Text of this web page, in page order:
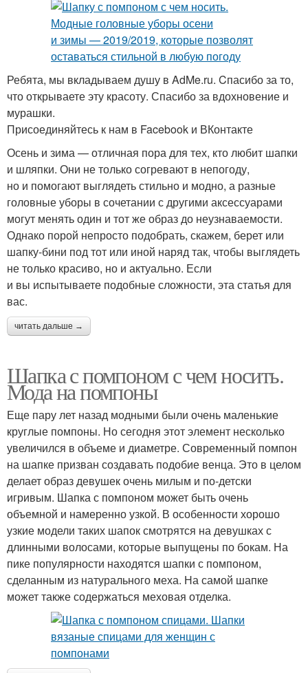
Ребята, мы вкладываем душу в AdMe.ru. Cпасибо за то,
что открываете эту красоту. Спасибо за вдохновение и
мурашки.
Присоединяйтесь к нам в Facebook и ВКонтакте
Осень и зима — отличная пора для тех, кто любит шапки
и шляпки. Они не только согревают в непогоду,
но и помогают выглядеть стильно и модно, а разные
головные уборы в сочетании с другими аксессуарами
могут менять один и тот же образ до неузнаваемости.
Однако порой непросто подобрать, скажем, берет или
шапку-бини под тот или иной наряд так, чтобы выглядеть
не только красиво, но и актуально. Если
и вы испытываете подобные сложности, эта статья для
вас.
читать дальше →
Шапка с помпоном с чем носить.
Мода на помпоны
Еще пару лет назад модными были очень маленькие
круглые помпоны. Но сегодня этот элемент несколько
увеличился в объеме и диаметре. Современный помпон
на шапке призван создавать подобие венца. Это в целом
делает образ девушек очень милым и по-детски
игривым. Шапка с помпоном может быть очень
объемной и намеренно узкой. В особенности хорошо
узкие модели таких шапок смотрятся на девушках с
длинными волосами, которые выпущены по бокам. На
пике популярности находятся шапки с помпоном,
сделанным из натурального меха. На самой шапке
может также содержаться меховая отделка.